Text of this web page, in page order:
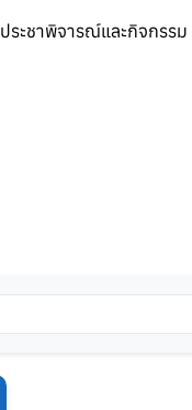
ประชาพิจารณ์และกิจกรรม